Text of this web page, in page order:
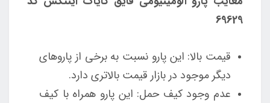
69629
قیمت بالا: این پارو نسبت به برخی از پاروهای
دیگر موجود در بازار قیمت بالاتری دارد.
عدم وجود کیف حمل: این پارو همراه با کیف